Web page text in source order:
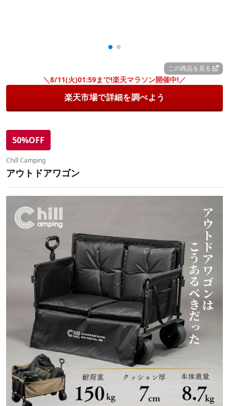
この商品を見る
＼8/11(火)01:59まで!楽天マラソン開催中!／
楽天市場で詳細を調べよう
50%OFF
Chill Camping
アウトドアワゴン